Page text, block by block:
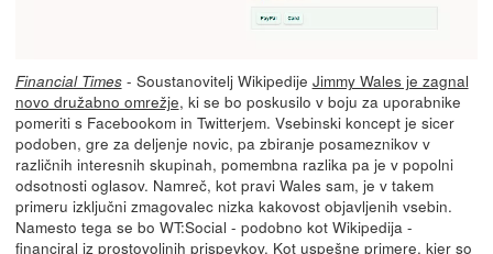
Financial Times- Soustanovitelj Wikipedije Jimmy Wales je zagnal
novo družabno omrežje, ki se bo poskusilo v boju za uporabnike
pomeriti s Facebookom in Twitterjem. Vsebinski koncept je sicer
podoben, gre za deljenje novic, pa zbiranje posameznikov v
različnih interesnih skupinah, pomembna razlika pa je v popolni
odsotnosti oglasov. Namreč, kot pravi Wales sam, je v takem
primeru izključni zmagovalec nizka kakovost objavljenih vsebin.
Namesto tega se bo WT:Social - podobno kot Wikipedija -
financiral iz prostovoljnih prispevkov. Kot uspešne primere, kjer so